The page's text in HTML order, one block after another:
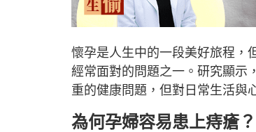
懷孕是人生中的一段美好旅程，
經常面對的問題之一。研究顯示
重的健康問題，但對日常生活與
為何孕婦容易患上痔瘡？